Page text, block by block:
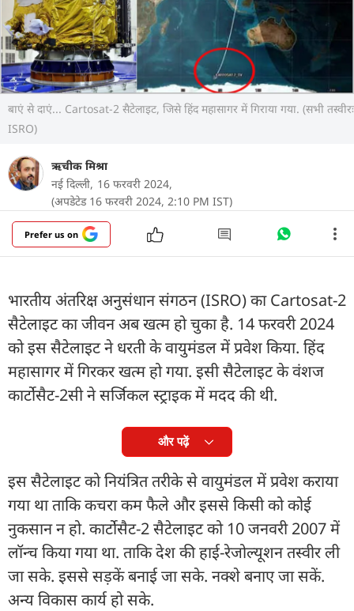
बाएं से दाएं... Cartosat-2 सैटेलाइट, जिसे हिंद महासागर में गिराया गया. (सभी तस्वीरः
ISRO)
ऋचीक मिश्रा
नई दिल्ली, 16 फरवरी 2024,
(अपडेटेड 16 फरवरी 2024, 2:10 PM IST)
Prefer us on
भारतीय अंतरिक्ष अनुसंधान संगठन (ISRO) का Cartosat-2
सैटेलाइट का जीवन अब खत्म हो चुका है. 14 फरवरी 2024
को इस सैटेलाइट ने धरती के वायुमंडल में प्रवेश किया. हिंद
महासागर में गिरकर खत्म हो गया. इसी सैटेलाइट के वंशज
कार्टोसैट-2सी ने सर्जिकल स्ट्राइक में मदद की थी.
और पढ़ें
इस सैटेलाइट को नियंत्रित तरीके से वायुमंडल में प्रवेश कराया
गया था ताकि कचरा कम फैले और इससे किसी को कोई
नुकसान न हो. कार्टोसैट-2 सैटेलाइट को 10 जनवरी 2007 में
लॉन्च किया गया था. ताकि देश की हाई-रेजोल्यूशन तस्वीर ली
जा सके. इससे सड़कें बनाई जा सके. नक्शे बनाए जा सकें.
अन्य विकास कार्य हो सके.